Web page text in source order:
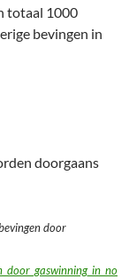
totaal 1000
bevingen in
doorgaans
door